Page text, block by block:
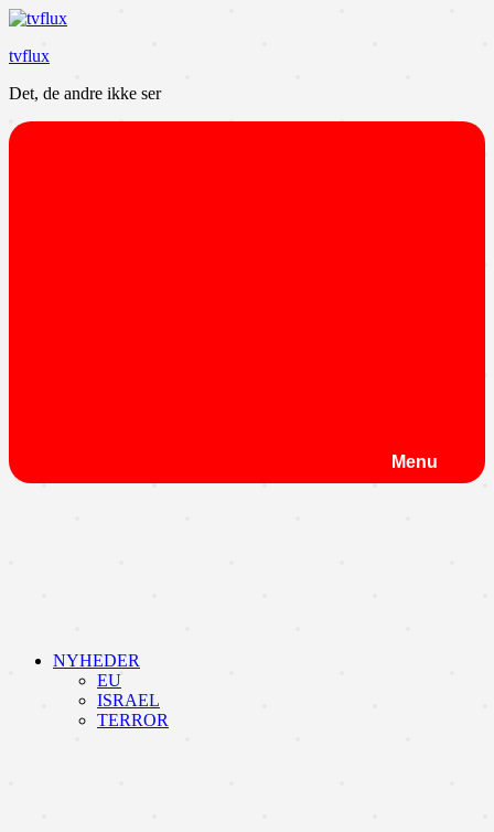
Videre
indhold
tvflux
Det, de andre ikke ser
Menu
NYHEDER
EU
ISRAEL
TERROR